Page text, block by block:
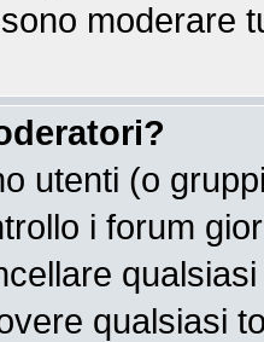
moderare
utenti (o
i forum
qualsiasi